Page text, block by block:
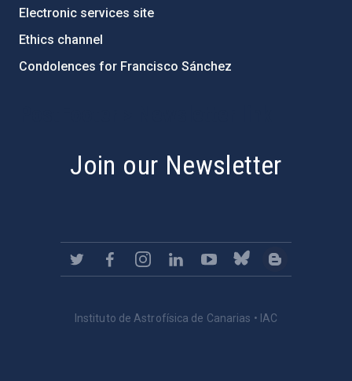
Electronic services site
Ethics channel
Condolences for Francisco Sánchez
Join our Newsletter
Instituto de Astrofísica de Canarias • IAC